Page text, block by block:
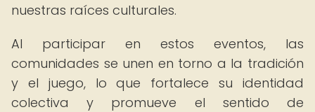
nuestras raíces culturales.
Al participar en estos eventos, las
comunidades se unen en torno a la tradición
y el juego, lo que fortalece su identidad
colectiva y promueve el sentido de